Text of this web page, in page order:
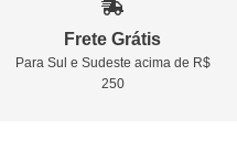
Frete Grátis
Para Sul e Sudeste acima de R$
250